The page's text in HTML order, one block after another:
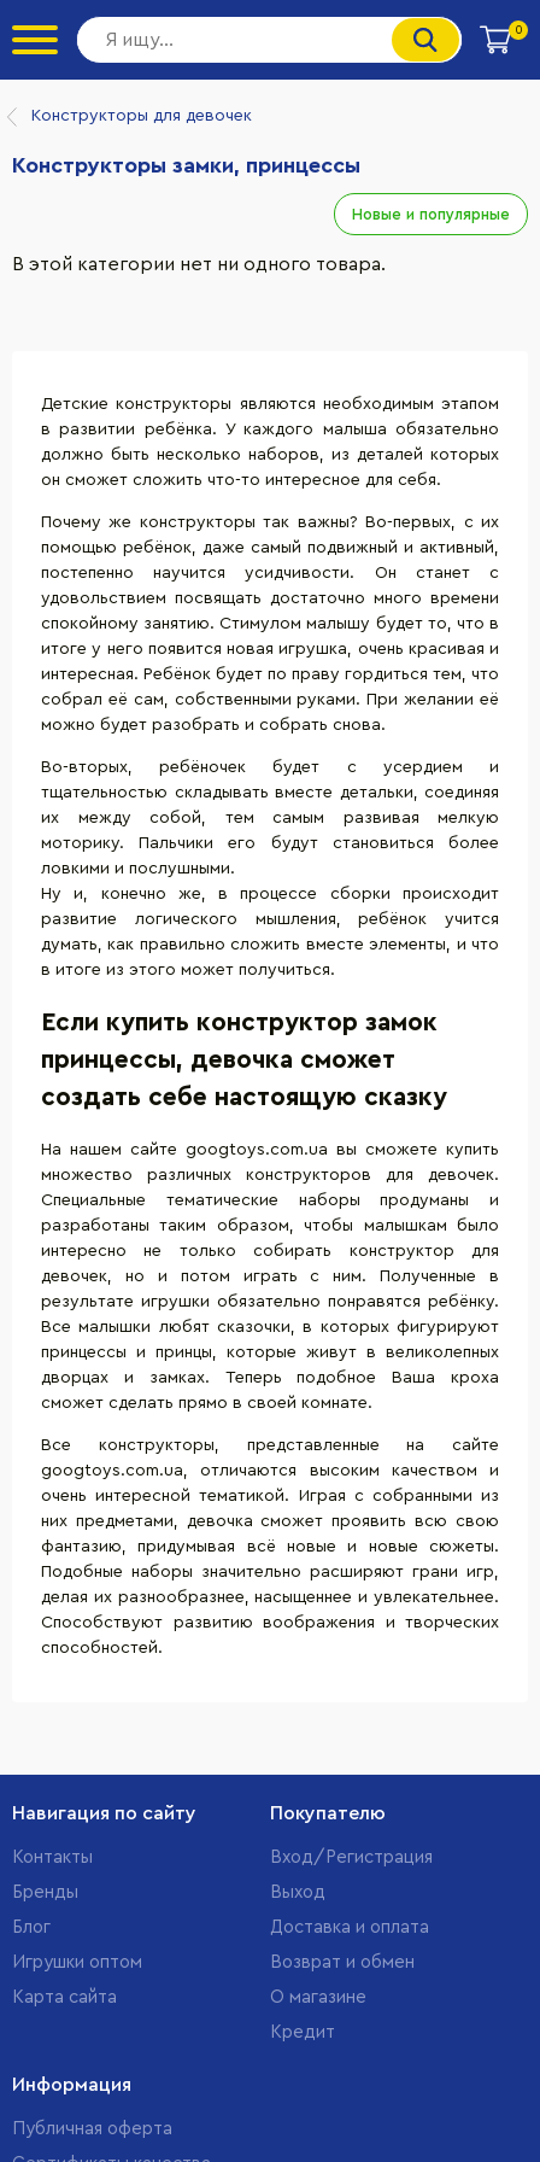
0
Конструкторы для девочек
Конструкторы замки, принцессы
Новые и популярные
В этой категории нет ни одного товара.
Детские конструкторы являются необходимым этапом
в развитии ребёнка. У каждого малыша обязательно
должно быть несколько наборов, из деталей которых
он сможет сложить что-то интересное для себя.
Почему же конструкторы так важны? Во-первых, с их
помощью ребёнок, даже самый подвижный и активный,
постепенно научится усидчивости. Он станет с
удовольствием посвящать достаточно много времени
спокойному занятию. Стимулом малышу будет то, что в
итоге у него появится новая игрушка, очень красивая и
интересная. Ребёнок будет по праву гордиться тем, что
собрал её сам, собственными руками. При желании её
можно будет разобрать и собрать снова.
Во-вторых, ребёночек будет с усердием и
тщательностью складывать вместе детальки, соединяя
их между собой, тем самым развивая мелкую
моторику. Пальчики его будут становиться более
ловкими и послушными.
Ну и, конечно же, в процессе сборки происходит
развитие логического мышления, ребёнок учится
думать, как правильно сложить вместе элементы, и что
в итоге из этого может получиться.
Если купить конструктор замок
принцессы, девочка сможет
создать себе настоящую сказку
На нашем сайте googtoys.com.ua вы сможете купить
множество различных конструкторов для девочек.
Специальные тематические наборы продуманы и
разработаны таким образом, чтобы малышкам было
интересно не только собирать конструктор для
девочек, но и потом играть с ним. Полученные в
результате игрушки обязательно понравятся ребёнку.
Все малышки любят сказочки, в которых фигурируют
принцессы и принцы, которые живут в великолепных
дворцах и замках. Теперь подобное Ваша кроха
сможет сделать прямо в своей комнате.
Все конструкторы, представленные на сайте
googtoys.com.ua, отличаются высоким качеством и
очень интересной тематикой. Играя с собранными из
них предметами, девочка сможет проявить всю свою
фантазию, придумывая всё новые и новые сюжеты.
Подобные наборы значительно расширяют грани игр,
делая их разнообразнее, насыщеннее и увлекательнее.
Способствуют развитию воображения и творческих
способностей.
Навигация по сайту
Контакты
Бренды
Блог
Игрушки оптом
Карта сайта
Покупателю
Вход/Регистрация
Выход
Доставка и оплата
Возврат и обмен
О магазине
Кредит
Информация
Публичная оферта